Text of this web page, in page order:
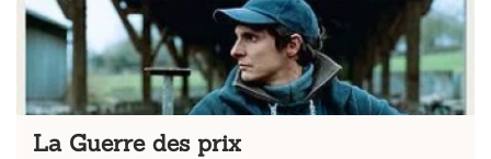
La Guerre des prix